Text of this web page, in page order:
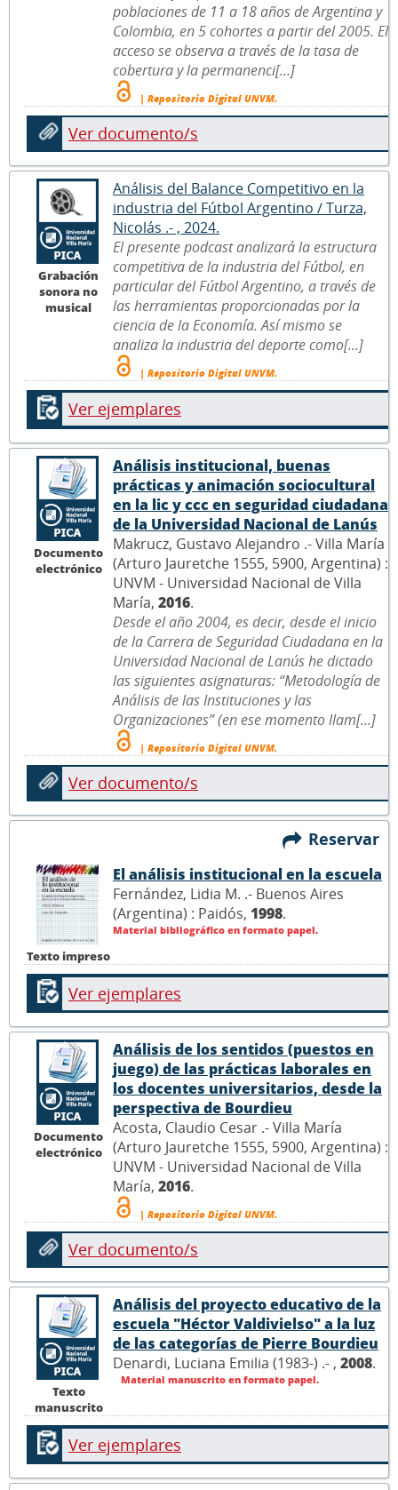
poblaciones de 11 a 18 años de Argentina y
Colombia, en 5 cohortes a partir del 2005. El
acceso se observa a través de la tasa de
cobertura y la permanenci[...]
| Repositorio Digital UNVM.
Ver documento/s
Grabación
sonora no
musical
Análisis del Balance Competitivo en la
industria del Fútbol Argentino / Turza,
Nicolás .- , 2024.
El presente podcast analizará la estructura
competitiva de la industria del Fútbol, en
particular del Fútbol Argentino, a través de
las herramientas proporcionadas por la
ciencia de la Economía. Así mismo se
analiza la industria del deporte como[...]
| Repositorio Digital UNVM.
Ver ejemplares
Documento
electrónico
Análisis institucional, buenas
prácticas y animación sociocultural
en la lic y ccc en seguridad ciudadana
de la Universidad Nacional de Lanús
Makrucz, Gustavo Alejandro .- Villa María
(Arturo Jauretche 1555, 5900, Argentina) :
UNVM - Universidad Nacional de Villa
María, 2016.
Desde el año 2004, es decir, desde el inicio
de la Carrera de Seguridad Ciudadana en la
Universidad Nacional de Lanús he dictado
las siguientes asignaturas: “Metodología de
Análisis de las Instituciones y las
Organizaciones” (en ese momento llam[...]
| Repositorio Digital UNVM.
Ver documento/s
Reservar
Texto impreso
El análisis institucional en la escuela
Fernández, Lidia M. .- Buenos Aires
(Argentina) : Paidós, 1998.
Material bibliográfico en formato papel.
Ver ejemplares
Documento
electrónico
Análisis de los sentidos (puestos en
juego) de las prácticas laborales en
los docentes universitarios, desde la
perspectiva de Bourdieu
Acosta, Claudio Cesar .- Villa María
(Arturo Jauretche 1555, 5900, Argentina) :
UNVM - Universidad Nacional de Villa
María, 2016.
| Repositorio Digital UNVM.
Ver documento/s
Texto
manuscrito
Análisis del proyecto educativo de la
escuela "Héctor Valdivielso" a la luz
de las categorías de Pierre Bourdieu
Denardi, Luciana Emilia (1983-) .- , 2008.
Material manuscrito en formato papel.
Ver ejemplares